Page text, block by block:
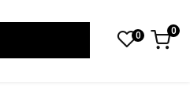
0 0